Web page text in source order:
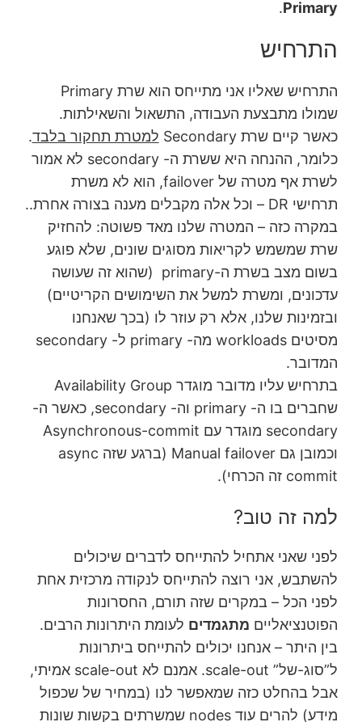
Primary
.
התרחיש
התרחיש שאליו אני מתייחס הוא שרת Primary
שמולו מתבצעת העבודה, התשאול והשאילתות.
כאשר קיים שרת Secondary
למטרת תחקור בלבד.
כלומר, ההנחה היא ששרת ה- secondary לא אמור
לשרת אף מטרה של failover, הוא לא משרת
תרחישי DR – וכל אלה מקבלים מענה בצורה אחרת..
במקרה כזה – המטרה שלנו מאד פשוטה: להחזיק
שרת שמשמש לקריאות מסוגים שונים, שלא פוגע
בשום מצב בשרת ה-primary (שהוא זה שעושה
עדכונים, ומשרת למשל את השימושים הקריטיים)
ובזמינות שלנו, אלא רק עוזר לו (בכך שאנחנו
מסיטים workloads מה- primary ל- secondary
המדובר.
שחברים בו ה- primary וה- secondary, כאשר ה-
secondary מוגדר עם Asynchronous-commit
וכמובן גם Manual failover (ברגע שזה async
commit זה הכרחי).
למה זה טוב?
לפני שאני אתחיל להתייחס לדברים שיכולים
להשתבש, אני רוצה להתייחס לנקודה מרכזית אחת
לפני הכל – במקרים שזה תורם, החסרונות
הפוטנציאליים מתגמדים לעומת היתרונות הרבים.
בין היתר – אנחנו יכולים להתייחס ביתרונות
ל”סוג-של” scale-out. אמנם לא scale-out אמיתי,
אבל בהחלט כזה שמאפשר לנו (במחיר של שכפול
מידע) להרים עוד nodes שמשרתים בקשות שונות